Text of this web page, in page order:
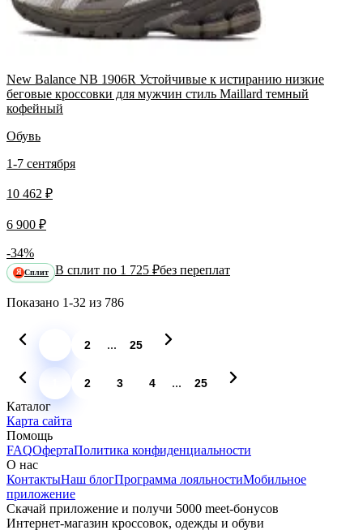
New Balance NB 1906R Устойчивые к истиранию низкие
беговые кроссовки для мужчин стиль Maillard темный
кофейный
Обувь
1-7 сентября
10 462 ₽
6 900 ₽
-34%
Я Сплит В сплит по 1 725 ₽без переплат
Показано 1-32 из 786
2 ... 25
2 3 4 ... 25
Каталог
Карта сайта
Помощь
FAQОфертаПолитика конфиденциальности
О нас
КонтактыНаш блогПрограмма лояльностиМобильное
приложение
Скачай приложение и получи 5000 meet-бонусов
Интернет-магазин кроссовок, одежды и обуви